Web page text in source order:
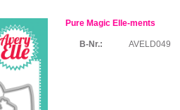
Pure Magic Elle-ments
B-Nr.: AVELD049